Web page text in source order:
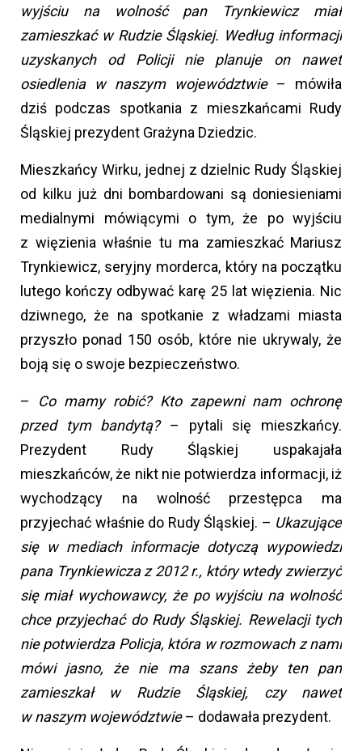
wyjściu na wolność pan Trynkiewicz miał
zamieszkać w Rudzie Śląskiej. Według informacji
uzyskanych od Policji nie planuje on nawet
osiedlenia w naszym województwie– mówiła
dziś podczas spotkania z mieszkańcami Rudy
Śląskiej prezydent Grażyna Dziedzic.
Mieszkańcy Wirku, jednej z dzielnic Rudy Śląskiej
od kilku już dni bombardowani są doniesieniami
medialnymi mówiącymi o tym, że po wyjściu
z więzienia właśnie tu ma zamieszkać Mariusz
Trynkiewicz, seryjny morderca, który na początku
lutego kończy odbywać karę 25 lat więzienia. Nic
dziwnego, że na spotkanie z władzami miasta
przyszło ponad 150 osób, które nie ukrywaly, że
boją się o swoje bezpieczeństwo.
– Co mamy robić? Kto zapewni nam ochronę
przed tym bandytą?– pytali się mieszkańcy.
Prezydent Rudy Śląskiej uspakajała
mieszkańców, że nikt nie potwierdza informacji, iż
wychodzący na wolność przestępca ma
przyjechać właśnie do Rudy Śląskiej. – Ukazujące
się w mediach informacje dotyczą wypowiedzi
pana Trynkiewicza z 2012 r., który wtedy zwierzyć
się miał wychowawcy, że po wyjściu na wolność
chce przyjechać do Rudy Śląskiej. Rewelacji tych
nie potwierdza Policja, która w rozmowach z nami
mówi jasno, że nie ma szans żeby ten pan
zamieszkał w Rudzie Śląskiej, czy nawet
w naszym województwie– dodawała prezydent.